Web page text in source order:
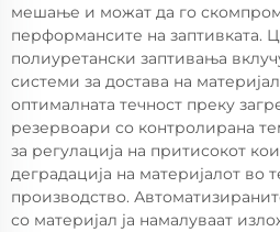
мешање и можат да го
перформансите на заптивката.
полиуретански заптивања
системи за достава на
оптималната течност преку
резервоари со контролирана
за регулација на притисокот
деградација на материјалот во
производство.
со материјал ја намалуваат